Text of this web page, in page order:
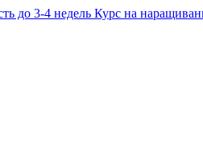
до 3-4 недель Курс на